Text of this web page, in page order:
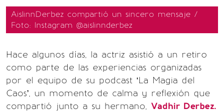
AislinnDerbez compartió un sincero mensaje /
Foto: Instagram @aislinnderbez
Hace algunos días, la actriz asistió a un retiro
como parte de las experiencias organizadas
por el equipo de su podcast ‘La Magia del
Caos’, un momento de calma y reflexión que
compartió junto a su hermano, Vadhir Derbez.